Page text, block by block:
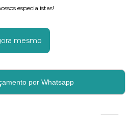
especialistas!
mesmo
por Whatsapp